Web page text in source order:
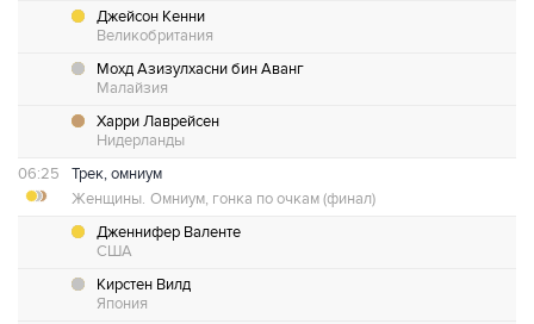
Джейсон Кенни
Великобритания
Мохд Азизулхасни бин Аванг
Малайзия
Харри Лаврейсен
Нидерланды
06:25
Трек, омниум
Женщины. Омниум, гонка по очкам (финал)
Дженнифер Валенте
США
Кирстен Вилд
Япония